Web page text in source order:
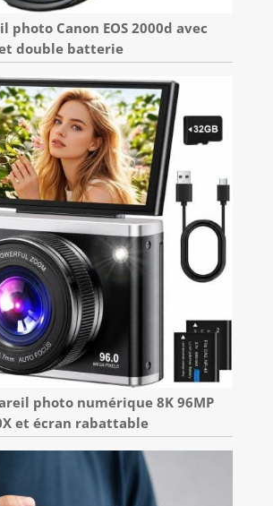
photo Canon EOS 2000d avec
double batterie
photo numérique 8K 96MP
et écran rabattable